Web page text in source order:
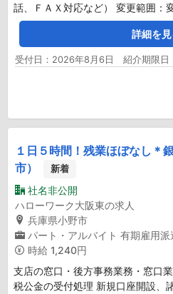
話、ＦＡＸ対応など） 変更範囲：
詳細を見
受付日：2026年8月6日 紹介期限日
１日５時間！残業ほぼなし＊
市）
新着
社名非公開
ハローワーク大阪東の求人
兵庫県小野市
パート・アルバイト 有期雇用派
時給 1,240円
支店の窓口・後方事務業務・窓口
税公金の受付処理 新規口座開設、